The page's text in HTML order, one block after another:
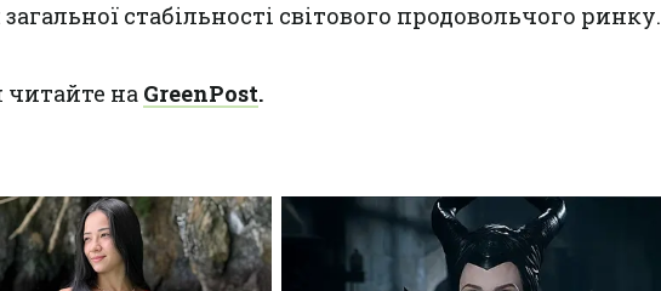
стабільності світового продовольчого ринку.
на GreenPost.